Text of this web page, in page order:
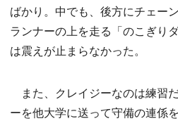
ばかり。中でも、後方にチェー
ランナーの上を走る「のこぎり
は震えが止まらなかった。
また、クレイジーなのは練習
ーを他大学に送って守備の連係